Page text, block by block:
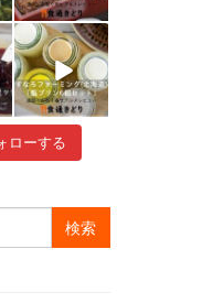
12月 30
shokutuu_kidor
i
12月 28
ローする